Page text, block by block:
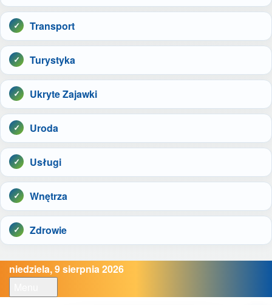
Transport
Turystyka
Ukryte Zajawki
Uroda
Usługi
Wnętrza
Zdrowie
niedziela, 9 sierpnia 2026